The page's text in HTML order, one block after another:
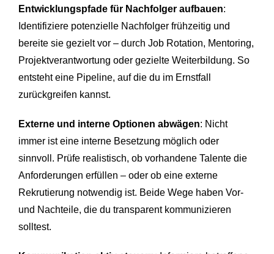
Entwicklungspfade für Nachfolger aufbauen:
Identifiziere potenzielle Nachfolger frühzeitig und
bereite sie gezielt vor – durch Job Rotation, Mentoring,
Projektverantwortung oder gezielte Weiterbildung. So
entsteht eine Pipeline, auf die du im Ernstfall
zurückgreifen kannst.
Externe und interne Optionen abwägen: Nicht
immer ist eine interne Besetzung möglich oder
sinnvoll. Prüfe realistisch, ob vorhandene Talente die
Anforderungen erfüllen – oder ob eine externe
Rekrutierung notwendig ist. Beide Wege haben Vor-
und Nachteile, die du transparent kommunizieren
solltest.